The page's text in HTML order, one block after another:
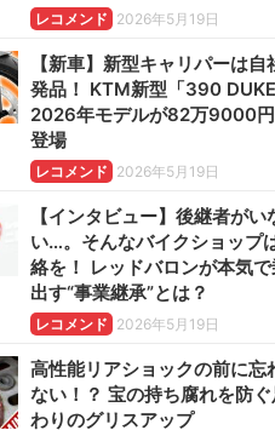
レコメンド 2026年5月19日
【新車】新型キャリパーは自
発品！ KTM新型「390 DUKE
2026年モデルが82万9000
登場
レコメンド 2026年5月19日
【インタビュー】後継者がい
い…。そんなバイクショップ
絡を！ レッドバロンが本気で
出す“事業継承”とは？
レコメンド 2026年5月19日
高性能リアショックの前に忘
ない！？ 宝の持ち腐れを防ぐ
わりのグリスアップ